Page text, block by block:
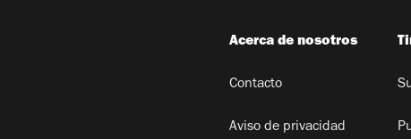
Acerca de nosotros
Contacto
Aviso de privacidad